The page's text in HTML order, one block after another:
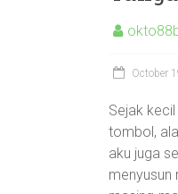
October
Sejak
tombol,
aku juga
menyusun